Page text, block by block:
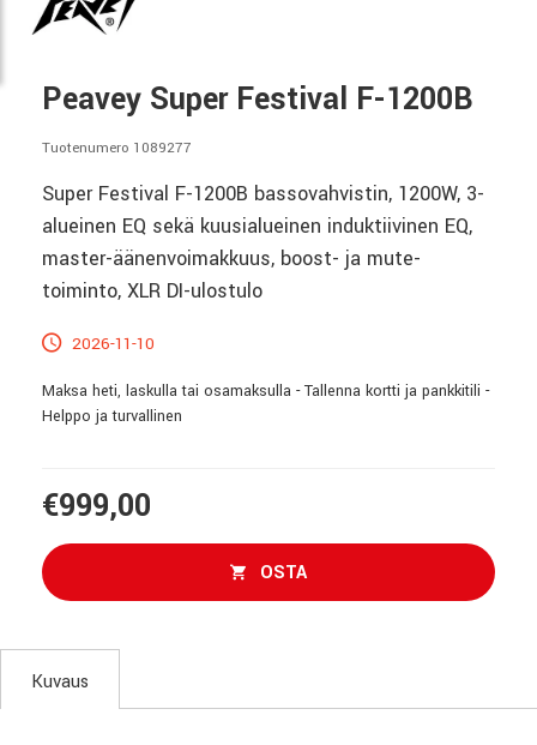
Peavey Super Festival F-1200B
Tuotenumero 1089277
Super Festival F-1200B bassovahvistin, 1200W, 3-
alueinen EQ sekä kuusialueinen induktiivinen EQ,
master-äänenvoimakkuus, boost- ja mute-
toiminto, XLR DI-ulostulo
2026-11-10
Maksa heti, laskulla tai osamaksulla - Tallenna kortti ja pankkitili -
Helppo ja turvallinen
€999,00
OSTA
Kuvaus